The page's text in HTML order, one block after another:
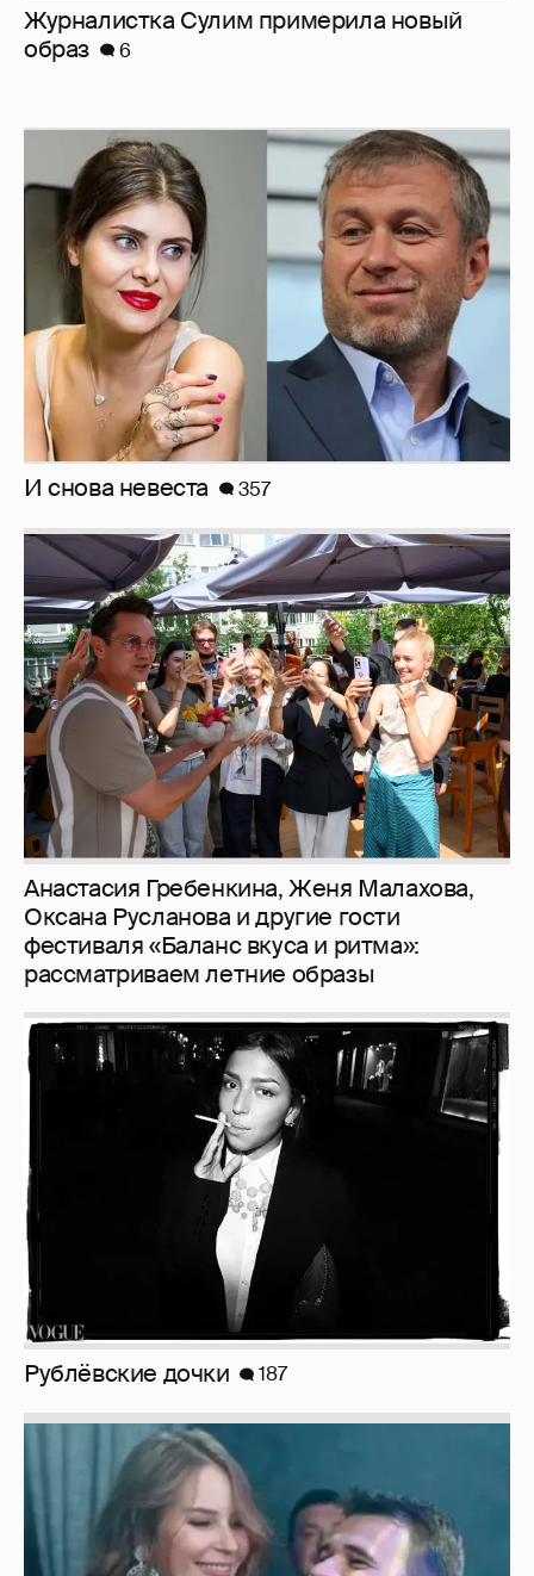
Журналистка Сулим примерила новый
образ
6
И снова невеста 357
Анастасия Гребенкина, Женя Малахова,
Оксана Русланова и другие гости
фестиваля «Баланс вкуса и ритма»:
рассматриваем летние образы
Рублёвские дочки 187